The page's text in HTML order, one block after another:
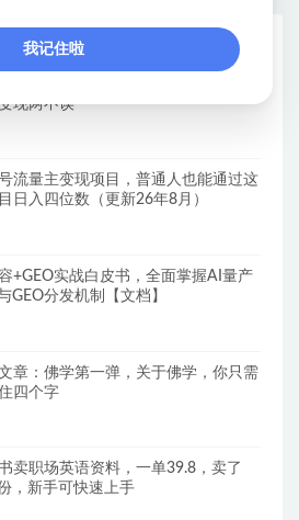
现两不误
流量主变现项目，普通人也能通过这
日入四位数（更新26年8月）
+GEO实战白皮书，全面掌握AI量产
GEO分发机制【文档】
章：佛学第一弹，关于佛学，你只需
四个字
卖职场英语资料，一单39.8，卖了
，新手可快速上手
我记住啦